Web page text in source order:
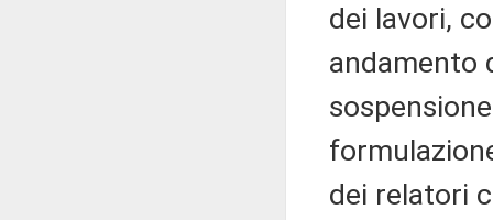
dei lavori,
andamento
dei relatori